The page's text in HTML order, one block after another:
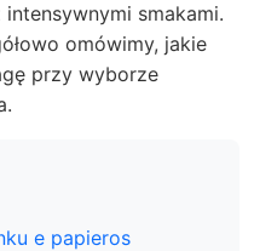
smakami.
omówimy, jakie
przy wyborze
e papieros